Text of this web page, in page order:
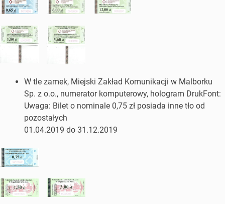
W tle zamek, Miejski Zakład Komunikacji w Malborku
Sp. z o.o., numerator komputerowy, hologram DrukFont:
Uwaga: Bilet o nominale 0,75 zł posiada inne tło od
pozostałych
01.04.2019 do 31.12.2019